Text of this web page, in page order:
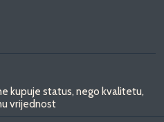
kupuje status, nego kvalitetu,
vrijednost